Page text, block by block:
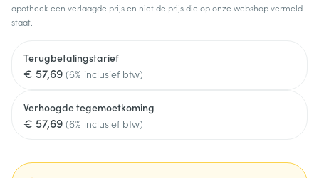
apotheek een verlaagde prijs en niet de prijs die op onze webshop vermeld
staat.
Terugbetalingstarief
€ 57,69 (6% inclusief btw)
Verhoogde tegemoetkoming
€ 57,69 (6% inclusief btw)